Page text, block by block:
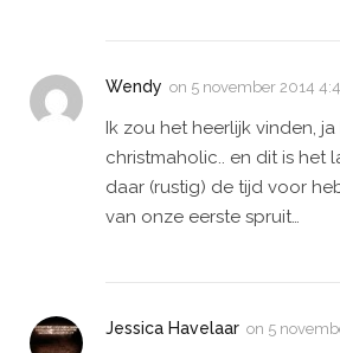
Wendy on 5 november 2014
Ik zou het heerlijk vinden,
christmaholic.. en dit is het
daar (rustig) de tijd voor
van onze eerste spruit…
Jessica Havelaar on 5